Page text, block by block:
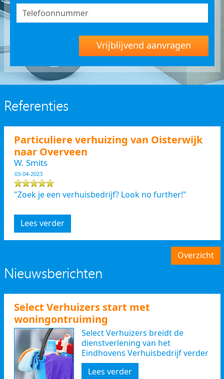
Vrijblijvend aanvragen
Referenties
Particuliere verhuizing van Oisterwijk
naar Overveen
W. Smits
03-04-2023
"Zoek je een verhuisbedrijf? Look no further!"
Lees verder
Overzicht
Nieuwsberichten
Select Verhuizers start met
woningontruiming
Select Verhuizers breidt de
dienstverlening van het
Eindhovens Verhuisbedrijf verder
uit
Lees verder